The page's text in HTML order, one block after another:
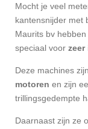
Mocht je veel
kantensnijder met
Maurits bv
speciaal voor
Deze machines
motoren en zijn
trillingsgedempte
Daarnaast zijn ze